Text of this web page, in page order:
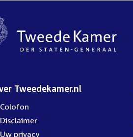
Tweedekamer.nl
Colofon
Disclaimer
Uw privacy